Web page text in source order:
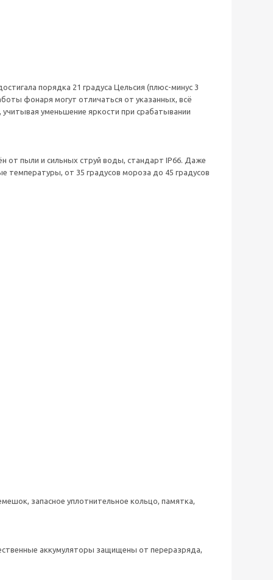
порядка 21 градуса Цельсия (плюс-минус 3
фонаря могут отличаться от указанных, всё
уменьшение яркости при срабатывании
от пыли и сильных струй воды, стандарт IP66. Даже
температуры, от 35 градусов мороза до 45 градусов
запасное уплотнительное кольцо, памятка,
аккумуляторы защищены от переразряда,